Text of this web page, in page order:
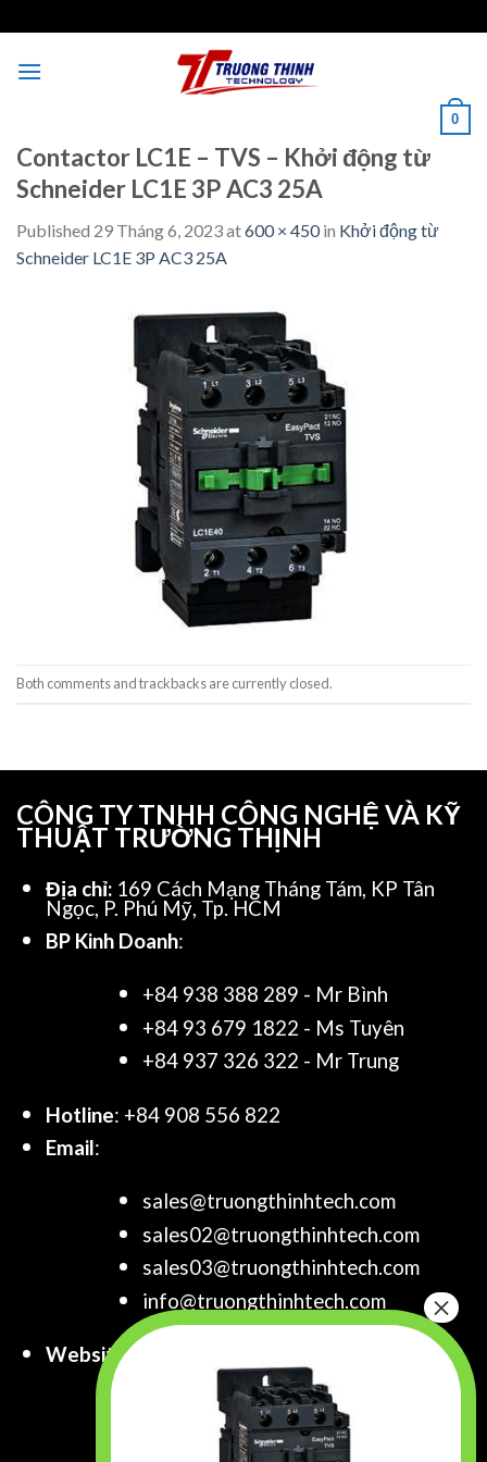
to
content
0
Contactor LC1E – TVS – Khởi động từ
Schneider LC1E 3P AC3 25A
Published 29 Tháng 6, 2023at600 × 450in Khởi động từ
Schneider LC1E 3P AC3 25A
Both comments and trackbacks are currently closed.
CÔNG TY TNHH CÔNG NGHỆ VÀ KỸ
THUẬT TRƯỜNG THỊNH
Địa chỉ: 169 Cách Mạng Tháng Tám, KP Tân
Ngọc, P. Phú Mỹ, Tp. HCM
BP Kinh Doanh:
+84 938 388 289 - Mr Bình
+84 93 679 1822 - Ms Tuyên
+84 937 326 322 - Mr Trung
Hotline: +84 908 556 822
Email:
sales@truongthinhtech.com
sales02@truongthinhtech.com
sales03@truongthinhtech.com
info@truongthinhtech.com
Website:
www.truongthinhtech.com
www.components.com.vn